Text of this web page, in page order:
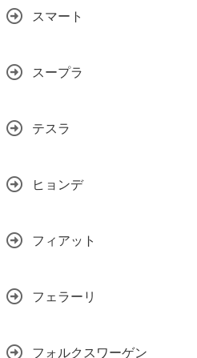
スマート
スープラ
テスラ
ヒョンデ
フィアット
フェラーリ
フォルクスワーゲン